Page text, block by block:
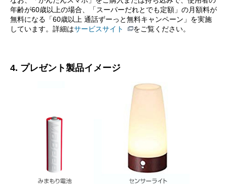
年齢が60歳以上の場合、「スーパーだれとでも定額」の月額料が
無料になる「60歳以上 通話ずーっと無料キャンペーン」を実施
しています。詳細はサービスサイト をご覧ください。
4. プレゼント製品イメージ